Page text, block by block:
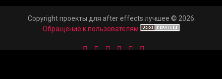
Copyright проекты для after effects лучшее © 2026
Обращение к пользователям